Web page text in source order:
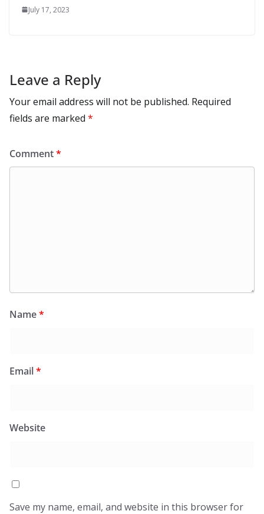
July 17, 2023
Leave a Reply
Your email address will not be published. Required
fields are marked *
Comment*
Name*
Email*
Website
Save my name, email, and website in this browser for